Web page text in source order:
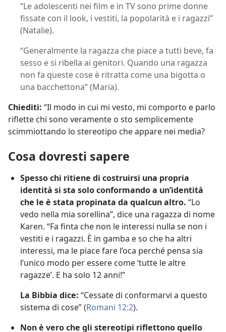
“Le adolescenti nei film e in TV sono prime donne
fissate con il look, i vestiti, la popolarità e i ragazzi”
(Natalie).
“Generalmente la ragazza che piace a tutti beve, fa
sesso e si ribella ai genitori. Quando una ragazza
non fa queste cose è ritratta come una bigotta o
una bacchettona” (Maria).
Chiediti: “Il modo in cui mi vesto, mi comporto e parlo
riflette chi sono veramente o sto semplicemente
scimmiottando lo stereotipo che appare nei media?
Cosa dovresti sapere
Spesso chi ritiene di costruirsi una propria
identità si sta solo conformando a un’identità
che le è stata propinata da qualcun altro. “Lo
vedo nella mia sorellina”, dice una ragazza di nome
Karen. “Fa finta che non le interessi nulla se non i
vestiti e i ragazzi. È in gamba e so che ha altri
interessi, ma le piace fare l’oca perché pensa sia
l’unico modo per essere come ‘tutte le altre
ragazze’. E ha solo 12 anni!”
La Bibbia dice: “Cessate di conformarvi a questo
sistema di cose” (Romani 12:2).
Non è vero che gli stereotipi riflettono quello